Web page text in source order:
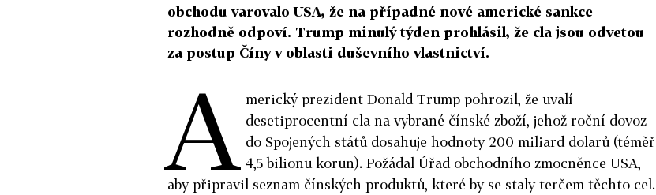
obchodu varovalo USA, že na případné nové americké sankce
rozhodně odpoví. Trump minulý týden prohlásil, že cla jsou odvetou
za postup Číny v oblasti duševního vlastnictví.
A merický prezident Donald Trump pohrozil, že uvalí
desetiprocentní cla na vybrané čínské zboží, jehož roční dovoz
do Spojených států dosahuje hodnoty 200 miliard dolarů (téměř
4,5 bilionu korun). Požádal Úřad obchodního zmocněnce USA,
aby připravil seznam čínských produktů, které by se staly terčem těchto cel.